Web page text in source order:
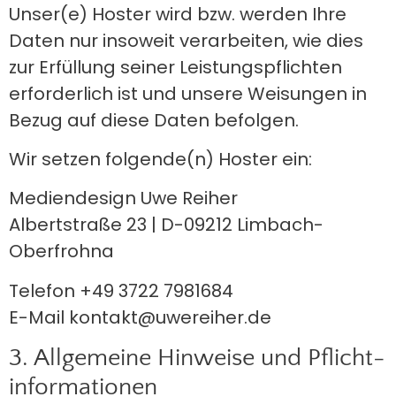
Unser(e) Hoster wird bzw. werden Ihre
Daten nur insoweit verarbeiten, wie dies
zur Erfüllung seiner Leistungspflichten
erforderlich ist und unsere Weisungen in
Bezug auf diese Daten befolgen.
Wir setzen folgende(n) Hoster ein:
Mediendesign Uwe Reiher
Albertstraße 23 | D-09212 Limbach-
Oberfrohna
Telefon +49 3722 7981684
E-Mail kontakt@uwereiher.de
3. Allgemeine Hinweise und Pflicht­
informationen